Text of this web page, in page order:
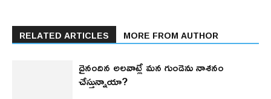
RELATED ARTICLES MORE FROM AUTHOR
దైనందిన అలవాట్లే మన గుండెను నాశనం
చేస్తున్నాయా?